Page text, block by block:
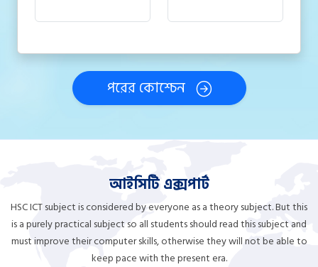
পরের কোশ্চেন
আইসিটি এক্সপার্ট
HSC ICT subject is considered by everyone as a theory subject. But this
is a purely practical subject so all students should read this subject and
must improve their computer skills, otherwise they will not be able to
keep pace with the present era.